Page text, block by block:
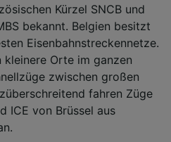
Kürzel SNCB und
bekannt. Belgien besitzt
Eisenbahnstreckennetze.
kleinere Orte im ganzen
zwischen großen
fahren Züge
ICE von Brüssel aus